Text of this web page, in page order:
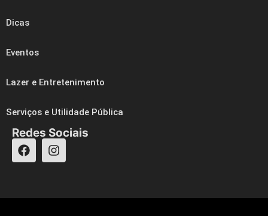
Dicas
Eventos
Lazer e Entretenimento
Serviços e Utilidade Pública
Redes Sociais